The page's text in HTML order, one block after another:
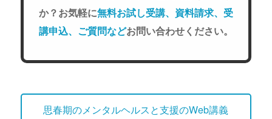
か？お気軽に無料お試し受講、資料請求、受
講申込、ご質問などお問い合わせください。
思春期のメンタルヘルスと支援のWeb講義